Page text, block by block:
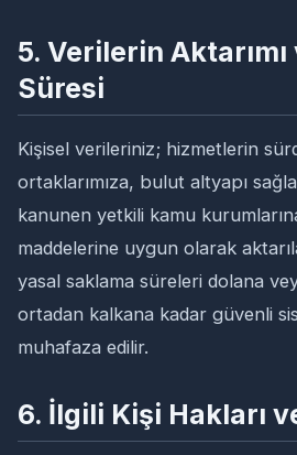
5. Verilerin
Süresi
Kişisel verileriniz; hizmetlerin
ortaklarımıza, bulut altyapı
kanunen yetkili kamu
maddelerine uygun olarak
yasal saklama süreleri dolana
ortadan kalkana kadar güvenli
muhafaza edilir.
6. İlgili Kişi Hakları